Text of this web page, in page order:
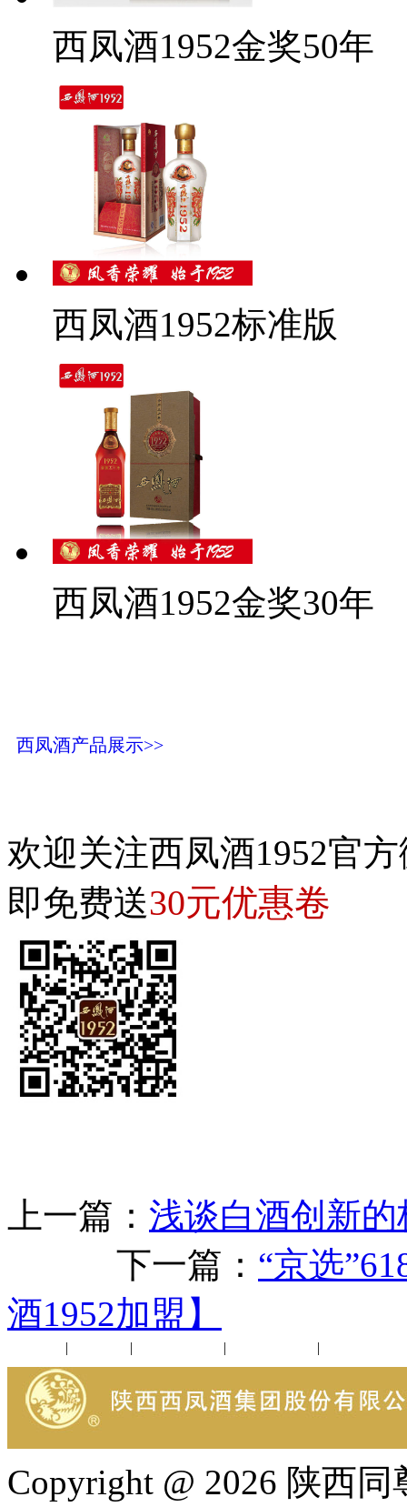
西凤酒1952金奖50年
西凤酒1952标准版
西凤酒1952金奖30年
西凤酒产品展示>>
欢迎关注西凤酒1952官
即免费送30元优惠卷
上一篇： 浅谈白酒创新
下一篇： “京选
酒1952加盟】
| | | |
Copyright @ 2026 陕西